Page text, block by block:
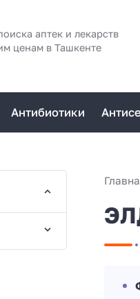
аптек и лекарств
ценам в Ташкенте
Антибиотики